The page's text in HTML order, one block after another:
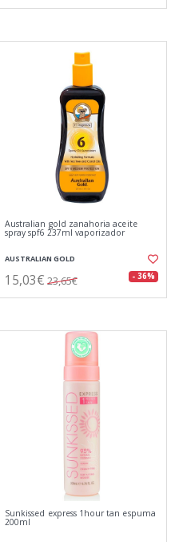
Australian gold zanahoria aceite
spray spf6 237ml vaporizador
AUSTRALIAN GOLD
15,03€ 23,65€ - 36%
Sunkissed express 1hour tan espuma
200ml